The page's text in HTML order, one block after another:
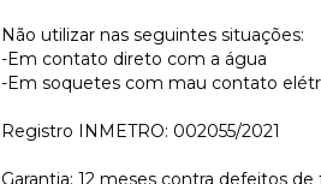
Não utilizar nas seguintes situações:
-Em contato direto com a água
-Em soquetes com mau contato
Registro INMETRO: 002055/2021
Garantia: 12 meses contra defeitos de